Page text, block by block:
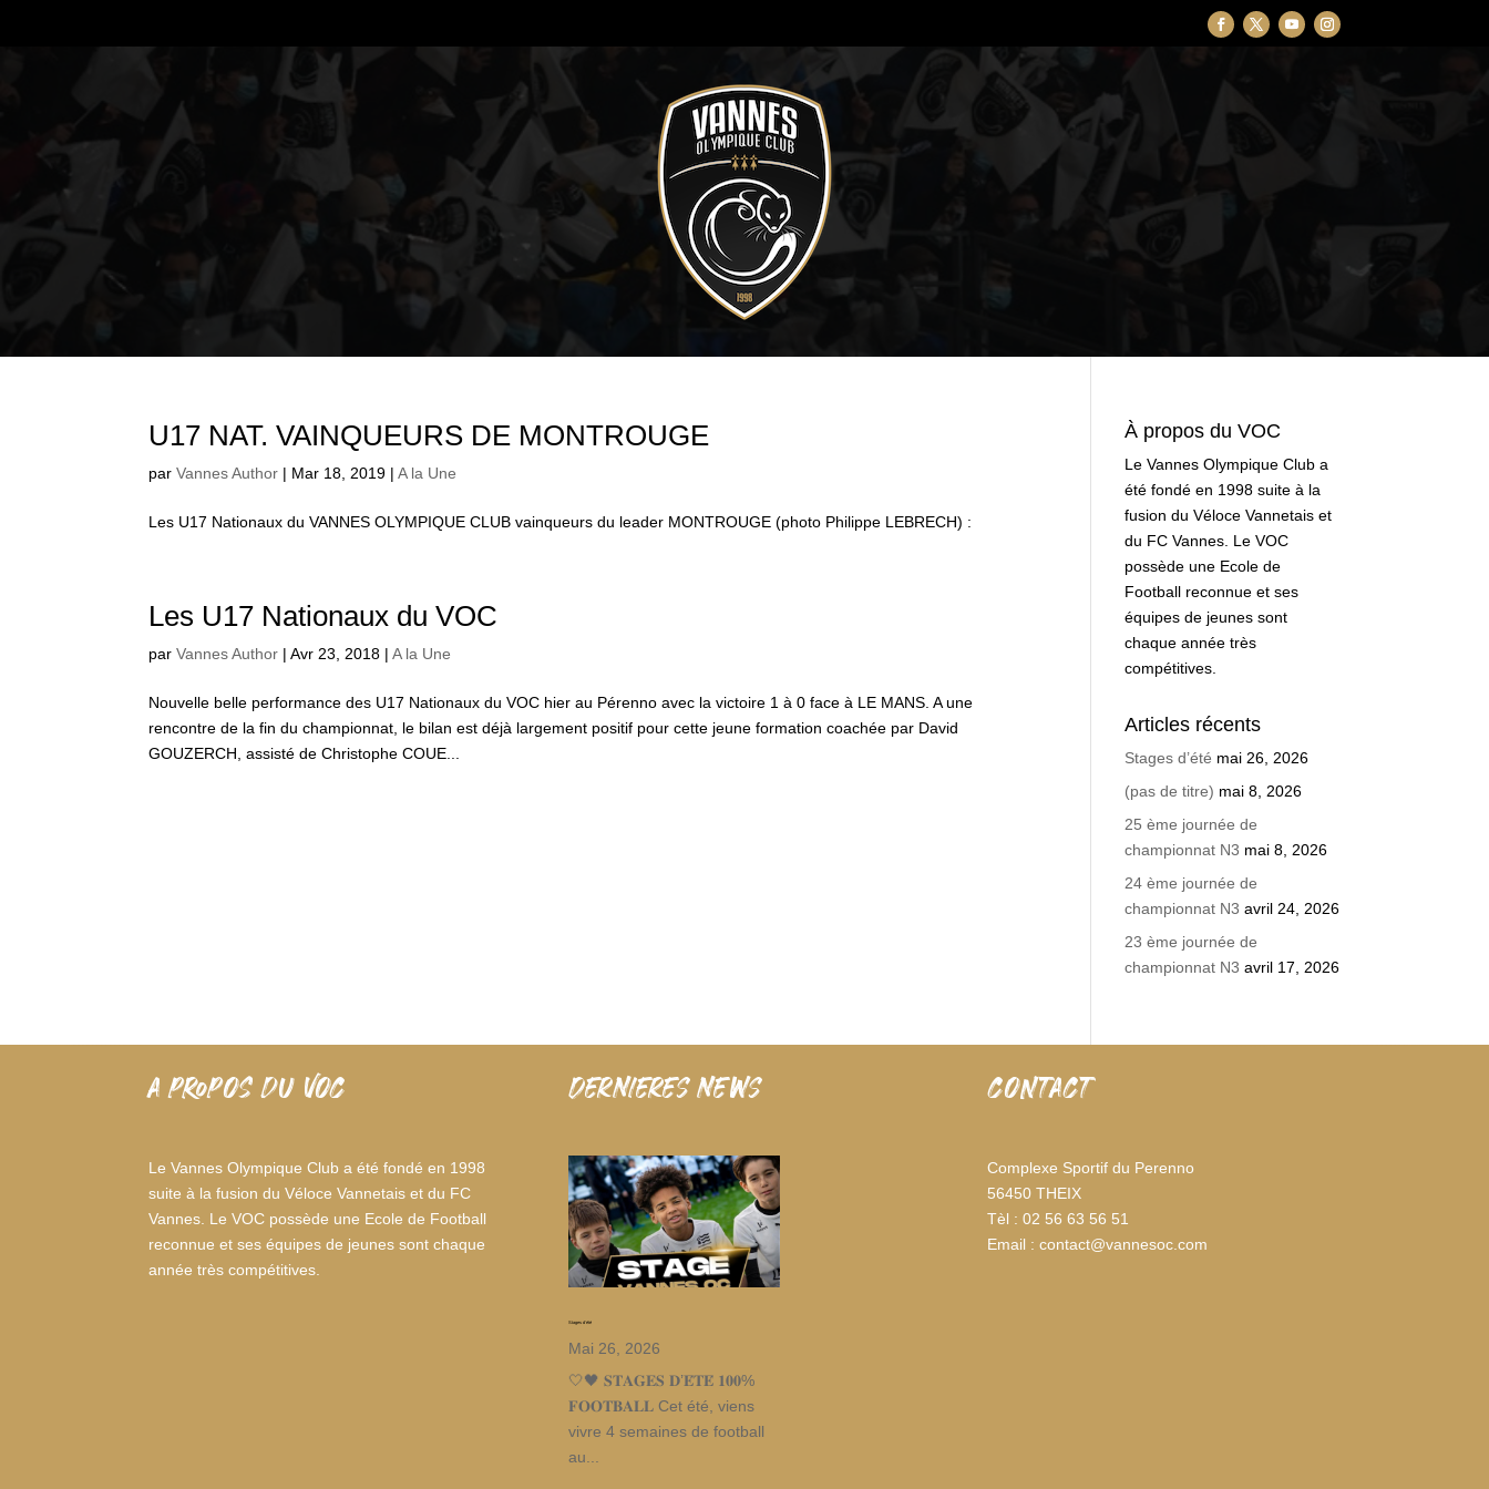
U17 NAT. VAINQUEURS DE MONTROUGE
parVannes Author | Mar 18, 2019 |A la Une
Les U17 Nationaux du VANNES OLYMPIQUE CLUB vainqueurs du leader MONTROUGE (photo Philippe LEBRECH) :
Les U17 Nationaux du VOC
parVannes Author |Avr 23, 2018 |A la Une
Nouvelle belle performance des U17 Nationaux du VOC hier au Pérenno avec la victoire 1 à 0 face à LE MANS. A une
rencontre de la fin du championnat, le bilan est déjà largement positif pour cette jeune formation coachée par David
GOUZERCH, assisté de Christophe COUE...
À propos du VOC
Le Vannes Olympique Club a
été fondé en 1998 suite à la
fusion du Véloce Vannetais et
du FC Vannes. Le VOC
possède une Ecole de
Football reconnue et ses
équipes de jeunes sont
chaque année très
compétitives.
Articles récents
Stages d’été mai 26, 2026
(pas de titre) mai 8, 2026
25 ème journée de
championnat N3 mai 8, 2026
24 ème journée de
championnat N3 avril 24, 2026
23 ème journée de
championnat N3 avril 17, 2026
A PROPOS DU VOC
Le Vannes Olympique Club a été fondé en 1998
suite à la fusion du Véloce Vannetais et du FC
Vannes. Le VOC possède une Ecole de Football
reconnue et ses équipes de jeunes sont chaque
année très compétitives.
dernieres news
Stages d’été
Mai 26, 2026
🤍🖤 𝐒𝐓𝐀𝐆𝐄𝐒 𝐃’𝐄́𝐓𝐄́ 𝟏𝟎𝟎%
𝐅𝐎𝐎𝐓𝐁𝐀𝐋𝐋 Cet été, viens
vivre 4 semaines de football
au...
CONTACT
Complexe Sportif du Perenno
56450 THEIX
Tèl : 02 56 63 56 51
Email : contact@vannesoc.com